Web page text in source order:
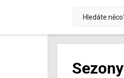
Sezony